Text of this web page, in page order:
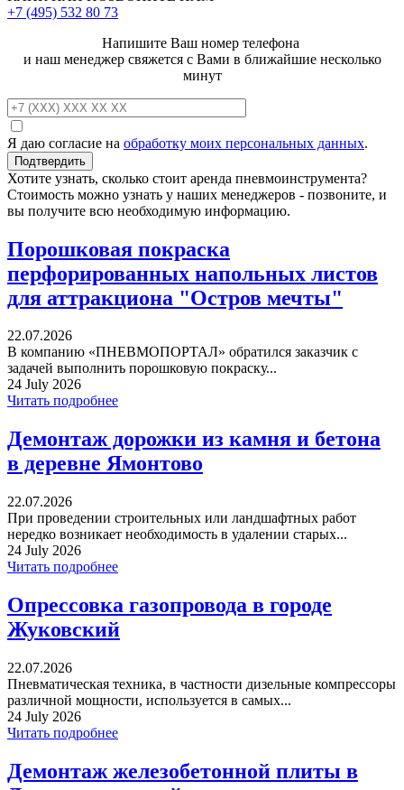
+7 (495) 532 80 73
Напишите Ваш номер телефона
и наш менеджер свяжется с Вами в ближайшие несколько
минут
Я даю согласие на обработку моих персональных данных.
Хотите узнать, сколько стоит аренда пневмоинструмента?
Стоимость можно узнать у наших менеджеров - позвоните, и
вы получите всю необходимую информацию.
Порошковая покраска
перфорированных напольных листов
для аттракциона "Остров мечты"
22.07.2026
В компанию «ПНЕВМОПОРТАЛ» обратился заказчик с
задачей выполнить порошковую покраску...
24 July 2026
Читать подробнее
Демонтаж дорожки из камня и бетона
в деревне Ямонтово
22.07.2026
При проведении строительных или ландшафтных работ
нередко возникает необходимость в удалении старых...
24 July 2026
Читать подробнее
Опрессовка газопровода в городе
Жуковский
22.07.2026
Пневматическая техника, в частности дизельные компрессоры
различной мощности, используется в самых...
24 July 2026
Читать подробнее
Демонтаж железобетонной плиты в